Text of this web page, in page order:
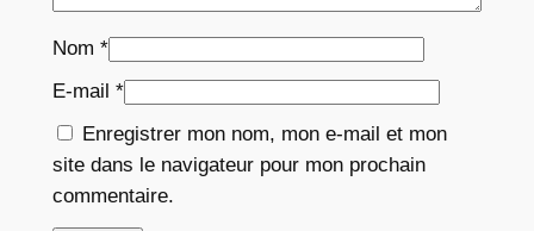
Nom *
E-mail *
Enregistrer mon nom, mon e-mail et mon
site dans le navigateur pour mon prochain
commentaire.